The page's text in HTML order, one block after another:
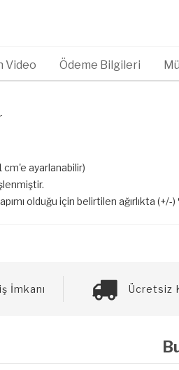
Video Ödeme Bilgileri
cm'e ayarlanabilir)
olduğu için belirtilen ağırlıkta
İmkanı Ücretsiz